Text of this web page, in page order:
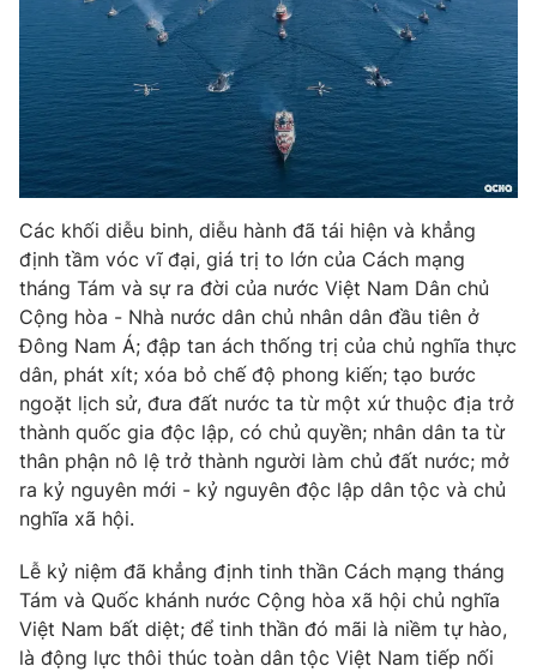
Tổng Biên tập:
Vũ Thanh Thủy
Phó Tổng Biên tập:
Nguyễn Thị Mỹ Hạnh, Phạm Quốc Thắng,
Nguyễn Trọng Ninh
Tổng đài VTV:024.38 355 931 - 024.38 355 932
Ðiện thoại Thời báo VTV:
024.66 897 897
Email:
toasoan@vtv.vn
thuận bằng văn bản. Ghi rõ nguồn VTV.vn khi phát hành lại
thông tin từ website này.
Các khối diễu binh, diễu hành đã tái hiện và khẳng
định tầm vóc vĩ đại, giá trị to lớn của Cách mạng
tháng Tám và sự ra đời của nước Việt Nam Dân chủ
Cộng hòa - Nhà nước dân chủ nhân dân đầu tiên ở
Đông Nam Á; đập tan ách thống trị của chủ nghĩa thực
dân, phát xít; xóa bỏ chế độ phong kiến; tạo bước
ngoặt lịch sử, đưa đất nước ta từ một xứ thuộc địa trở
thành quốc gia độc lập, có chủ quyền; nhân dân ta từ
thân phận nô lệ trở thành người làm chủ đất nước; mở
ra kỷ nguyên mới - kỷ nguyên độc lập dân tộc và chủ
nghĩa xã hội.
Lễ kỷ niệm đã khẳng định tinh thần Cách mạng tháng
Tám và Quốc khánh nước Cộng hòa xã hội chủ nghĩa
Việt Nam bất diệt; để tinh thần đó mãi là niềm tự hào,
là động lực thôi thúc toàn dân tộc Việt Nam tiếp nối